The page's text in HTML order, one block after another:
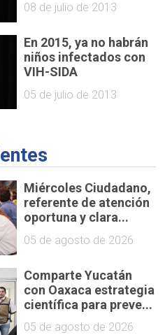
08 de julio de 2013
En 2015, ya no habrán
niños infectados con
VIH-SIDA
05 de julio de 2013
Miércoles Ciudadano,
referente de atención
oportuna y clara...
05 de agosto de 2026
Comparte Yucatán
con Oaxaca estrategia
científica para preve...
05 de agosto de 2026